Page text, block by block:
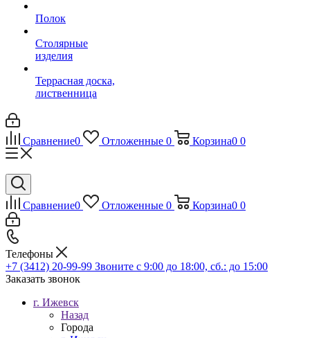
Полок
Столярные
изделия
Террасная доска,
лиственница
Сравнение0 Отложенные 0 Корзина0 0
Сравнение0 Отложенные 0 Корзина0 0
Телефоны
+7 (3412) 20-99-99 Звоните с 9:00 до 18:00, сб.: до 15:00
Заказать звонок
г. Ижевск
Назад
Города